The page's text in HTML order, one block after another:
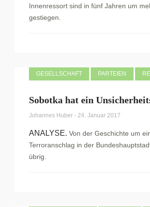
Innenressort sind in fünf Jahren um
gestiegen.
GESELLSCHAFT PARTEIEN
Sobotka hat ein
Johannes Huber - 24. Januar 2017
ANALYSE. Von der Geschichte um
Terroranschlag in der
übrig.